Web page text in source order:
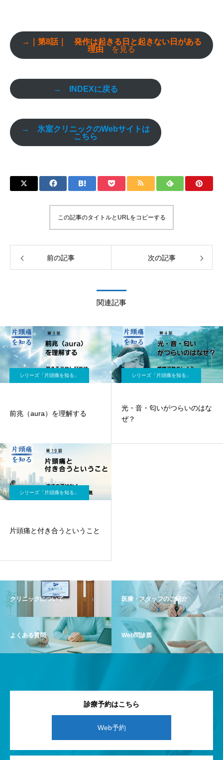
→｜第8話｜ 発作は起きる日と起きない日がある
理由 を見る
→ INDEXに戻る
→ 氷室クリニックのWebサイトは
こちら
この記事のタイトルとURLをコピーする
前の記事 次の記事
関連記事
シリーズ「片頭痛を知る」
前兆（aura）を理解する
シリーズ「片頭痛を知る」
光・音・匂いがつらいのはな
ぜ？
シリーズ「片頭痛を知る」
片頭痛と付き合うということ
クリニックについて 医療・スタッフのご紹介
よくある質問 Web問診票
診療予約はこちら
Web予約